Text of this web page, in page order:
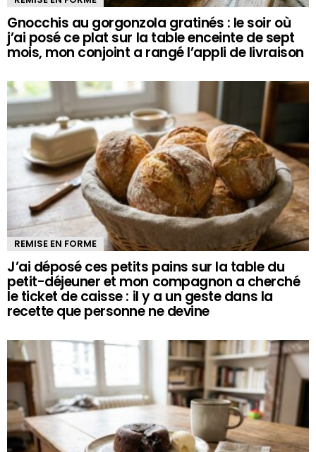
Gnocchis au gorgonzola gratinés : le soir où
j’ai posé ce plat sur la table enceinte de sept
mois, mon conjoint a rangé l’appli de livraison
REMISE EN FORME
J’ai déposé ces petits pains sur la table du
petit-déjeuner et mon compagnon a cherché
le ticket de caisse : il y a un geste dans la
recette que personne ne devine